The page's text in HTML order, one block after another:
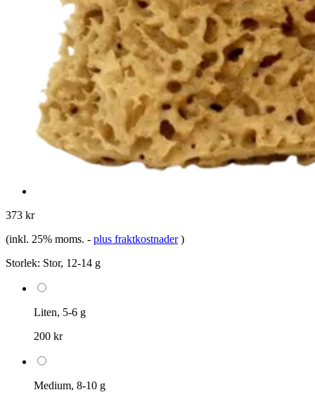
373 kr
(inkl. 25% moms. - plus fraktkostnader )
Storlek: Stor, 12-14 g
Liten, 5-6 g
200 kr
Medium, 8-10 g